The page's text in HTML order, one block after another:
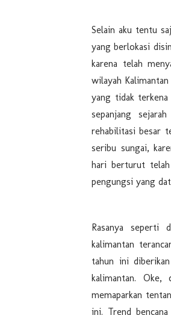
Selain aku tentu
yang berlokasi
karena telah
wilayah
yang tidak
sepanjang
rehabilitasi besar
seribu sungai,
hari berturut telah
pengungsi yang
Rasanya seperti
kalimantan
tahun ini
kalimantan.
memaparkan
ini. Trend